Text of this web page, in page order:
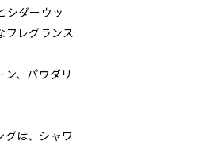
シダーウッ
フレグランス
、パウダリ
グは、シャワ